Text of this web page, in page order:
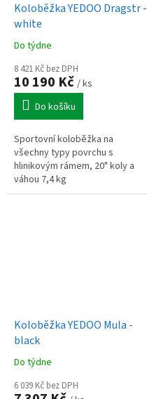
Koloběžka YEDOO Dragstr -
white
Do týdne
8 421 Kč bez DPH
10 190 Kč / ks
Do košíku
Sportovní koloběžka na
všechny typy povrchu s
hlinikovým rámem, 20" koly a
váhou 7,4 kg
Koloběžka YEDOO Mula -
black
Do týdne
6 039 Kč bez DPH